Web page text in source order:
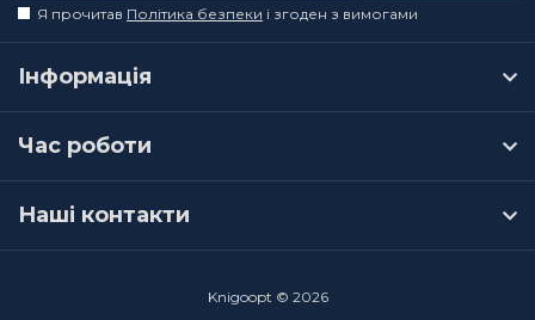
Я прочитав Політика безпеки і згоден з вимогами
Інформація
Час роботи
Наші контакти
Knigoopt © 2026